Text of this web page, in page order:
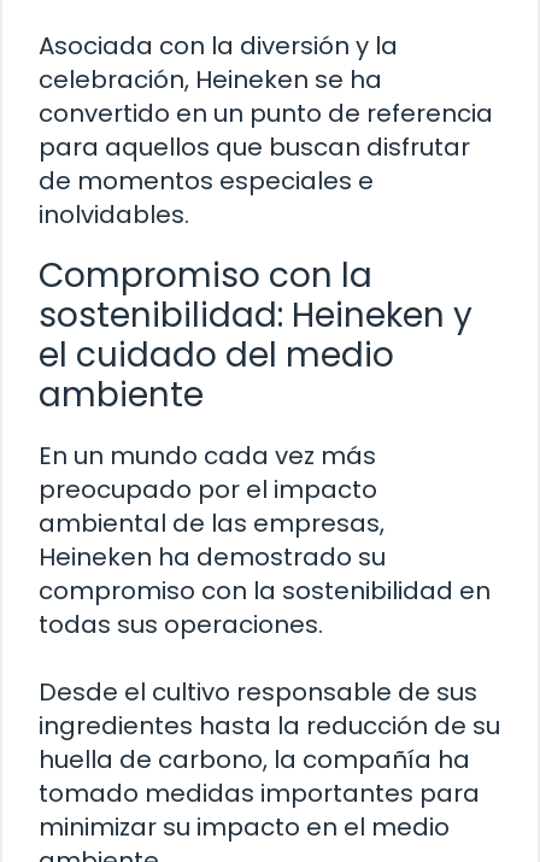
Asociada con la diversión y la
celebración, Heineken se ha
convertido en un punto de referencia
para aquellos que buscan disfrutar
de momentos especiales e
inolvidables.
Compromiso con la
sostenibilidad: Heineken y
el cuidado del medio
ambiente
En un mundo cada vez más
preocupado por el impacto
ambiental de las empresas,
Heineken ha demostrado su
compromiso con la sostenibilidad en
todas sus operaciones.
Desde el cultivo responsable de sus
ingredientes hasta la reducción de su
huella de carbono, la compañía ha
tomado medidas importantes para
minimizar su impacto en el medio